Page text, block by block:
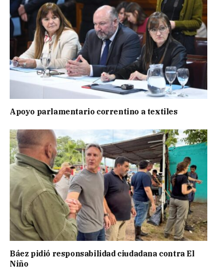
Apoyo parlamentario correntino a textiles
Báez pidió responsabilidad ciudadana contra El
Niño